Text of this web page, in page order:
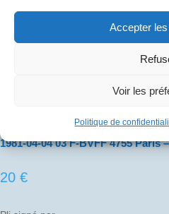
Accepter
Voir les
Politique de
1981-04-04 03 F-BVFF 4755 Paris
20 €